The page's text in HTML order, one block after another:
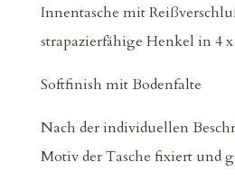
Innentasche mit
strapazierfähige Henkel in 4
Softfinish mit Bodenfalte
Nach der individuellen
Motiv der Tasche fixiert und